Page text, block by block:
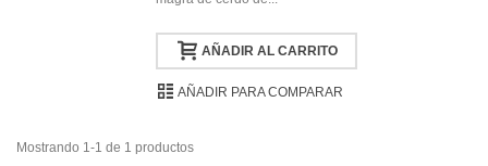
AÑADIR AL CARRITO
AÑADIR PARA COMPARAR
Mostrando 1-1 de 1 productos